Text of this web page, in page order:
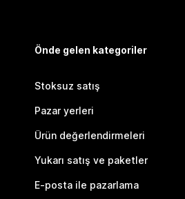
Önde gelen kategoriler
Stoksuz satış
Pazar yerleri
Ürün değerlendirmeleri
Yukarı satış ve paketler
E-posta ile pazarlama